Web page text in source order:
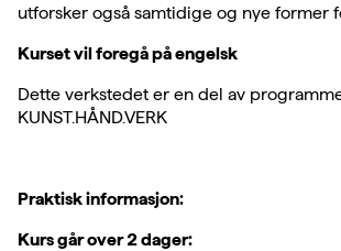
utforsker også samtidige og nye former
Kurset vil foregå på engelsk
Dette verkstedet er en del av
KUNST.HÅND.VERK
Praktisk informasjon:
Kurs går over 2 dager: